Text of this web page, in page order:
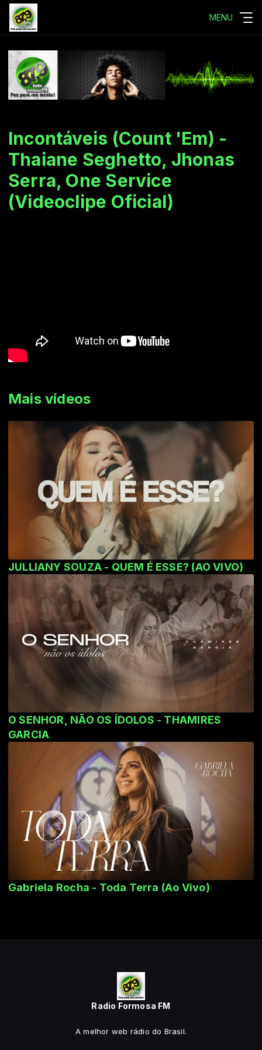
MENU
Incontáveis (Count 'Em) -
Thaiane Seghetto, Jhonas
Serra, One Service
(Videoclipe Oficial)
Mais vídeos
JULLIANY SOUZA - QUEM É ESSE? (AO VIVO)
O SENHOR, NÃO OS ÍDOLOS - THAMIRES
GARCIA
Gabriela Rocha - Toda Terra (Ao Vivo)
Radio Formosa FM
A melhor web rádio do Brasil.